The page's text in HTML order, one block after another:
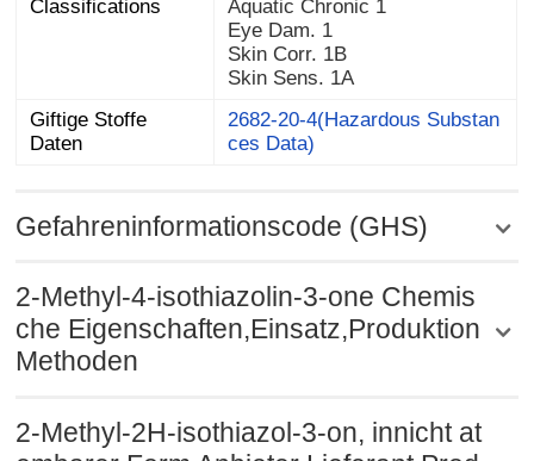
Classifications
Aquatic Chronic 1
Eye Dam. 1
Skin Corr. 1B
Skin Sens. 1A
Giftige Stoffe
Daten
2682-20-4(Hazardous Substan
ces Data)
Gefahreninformationscode (GHS)
2-Methyl-4-isothiazolin-3-one Chemis
che Eigenschaften,Einsatz,Produktion
Methoden
2-Methyl-2H-isothiazol-3-on, innicht at
embarer Form Anbieter Lieferant Prod